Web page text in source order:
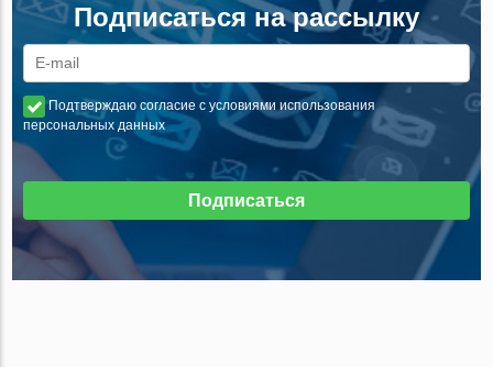
Подписаться на рассылку
Подтверждаю согласие с условиями использования
персональных данных
Подписаться